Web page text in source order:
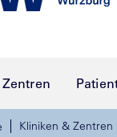
Kliniken & Zentren